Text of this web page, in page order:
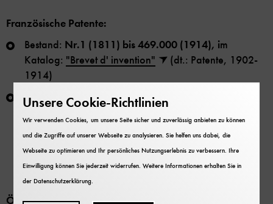
Französische Patente:
Bestand: Nr.1 (1811) bis 469.000 (1914), im
Katalog: "Brevet d' invention"
(dt.: Patente, 1902-
1914)
Ferner "Description des machines et procédés
Beschreibung der in den Patenten verzeichneten
Maschinen und Verfahren), zu finden
1855) bzw.
(1844–1896).
Österrreichische Patente:
Unsere Cookie-Richtlinien
Wir verwenden Cookies, um unsere Seite sicher und zuverlässig anbieten zu können
und die Zugriffe auf unserer Webseite zu analysieren. Sie helfen uns dabei, die
Webseite zu optimieren und Ihr persönliches Nutzungserlebnis zu verbessern. Ihre
Einwilligung können Sie jederzeit widerrufen. Weitere Informationen erhalten Sie in
derDatenschutzerklärung